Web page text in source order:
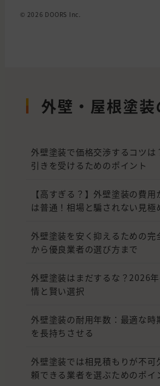
© 2026 DOORS Inc.
外壁・屋根塗
外壁塗装で価格交渉するコツは
引きを受けるためのポイント
【高すぎる？】外壁塗装の費
は普通！相場と騙されない見極
外壁塗装を安く抑えるための
から優良業者の選び方まで
外壁塗装はまだするな？2026
情と賢い選択
外壁塗装の耐用年数：最適な時
を長持ちさせる
外壁塗装では相見積もりが不可
頼できる業者を選ぶためのポイ